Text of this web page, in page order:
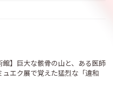
館】巨大な骸骨の山と、ある医師
ュエク展で覚えた猛烈な「違和